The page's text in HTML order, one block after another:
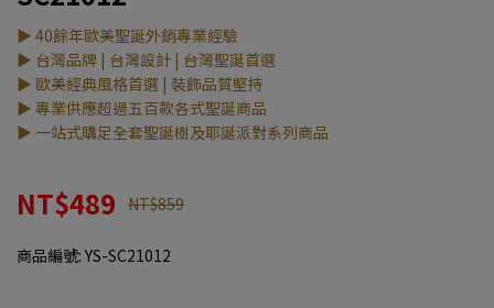
▶ 40餘年歐美聖誕外銷專業經驗
▶ 台灣品牌 | 台灣設計 | 台灣聖誕首選
▶ 歐美經典風格首選 | 裝飾品質堅持
▶ 專業供應超過五百款各式聖誕商品
▶ 一站式購足全套聖誕樹及耶誕派對系列商品
NT$489 NT$859
商品編號: YS-SC21012